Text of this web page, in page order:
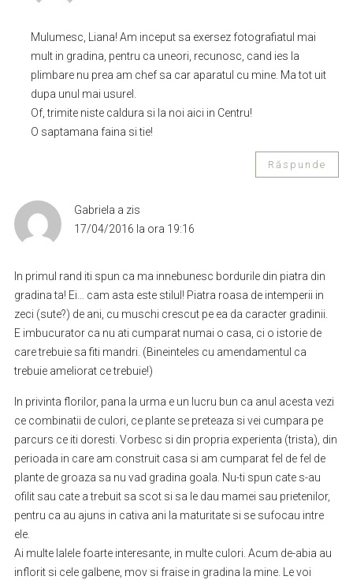
Mulumesc, Liana! Am inceput sa exersez fotografiatul mai
mult in gradina, pentru ca uneori, recunosc, cand ies la
plimbare nu prea am chef sa car aparatul cu mine. Ma tot uit
dupa unul mai usurel.
Of, trimite niste caldura si la noi aici in Centru!
O saptamana faina si tie!
Răspunde
Gabriela a zis
17/04/2016 la ora 19:16
In primul rand iti spun ca ma innebunesc bordurile din piatra din
gradina ta! Ei… cam asta este stilul! Piatra roasa de intemperii in
zeci (sute?) de ani, cu muschi crescut pe ea da caracter gradinii.
E imbucurator ca nu ati cumparat numai o casa, ci o istorie de
care trebuie sa fiti mandri. (Bineinteles cu amendamentul ca
trebuie ameliorat ce trebuie!)
In privinta florilor, pana la urma e un lucru bun ca anul acesta vezi
ce combinatii de culori, ce plante se preteaza si vei cumpara pe
parcurs ce iti doresti. Vorbesc si din propria experienta (trista), din
perioada in care am construit casa si am cumparat fel de fel de
plante de groaza sa nu vad gradina goala. Nu-ti spun cate s-au
ofilit sau cate a trebuit sa scot si sa le dau mamei sau prietenilor,
pentru ca au ajuns in cativa ani la maturitate si se sufocau intre
ele.
Ai multe lalele foarte interesante, in multe culori. Acum de-abia au
inflorit si cele galbene, mov si fraise in gradina la mine. Le voi